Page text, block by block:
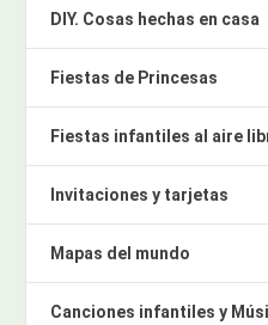
DIY. Cosas hechas en casa
Fiestas de Princesas
Fiestas infantiles al aire
Invitaciones y tarjetas
Mapas del mundo
Canciones infantiles y